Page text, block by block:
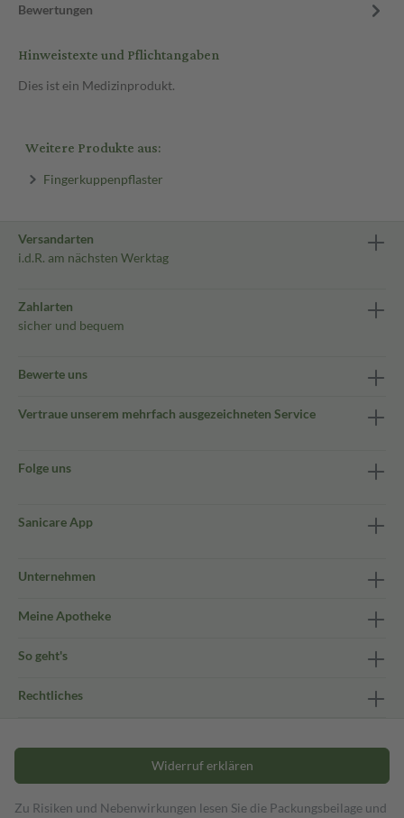
Bewertungen
Hinweistexte und Pflichtangaben
Dies ist ein Medizinprodukt.
Weitere Produkte aus:
Fingerkuppenpflaster
Versandarten
i.d.R. am nächsten Werktag
Zahlarten
sicher und bequem
Bewerte uns
Vertraue unserem mehrfach ausgezeichneten Service
Folge uns
Sanicare App
Unternehmen
Meine Apotheke
So geht's
Rechtliches
Widerruf erklären
Zu Risiken und Nebenwirkungen lesen Sie die Packungsbeilage und